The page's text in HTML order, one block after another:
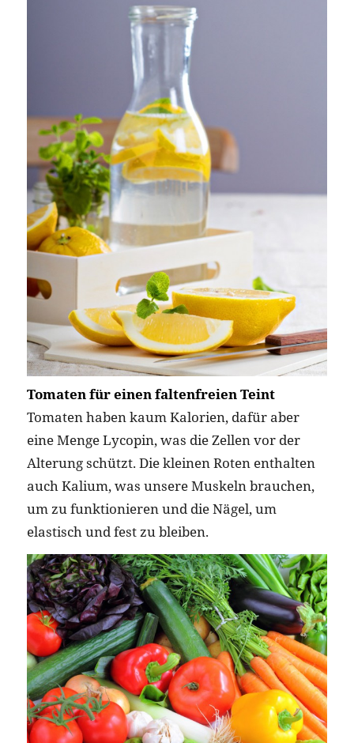
Tomaten für einen faltenfreien Teint
Tomaten haben kaum Kalorien, dafür aber
eine Menge Lycopin, was die Zellen vor der
Alterung schützt. Die kleinen Roten enthalten
auch Kalium, was unsere Muskeln brauchen,
um zu funktionieren und die Nägel, um
elastisch und fest zu bleiben.